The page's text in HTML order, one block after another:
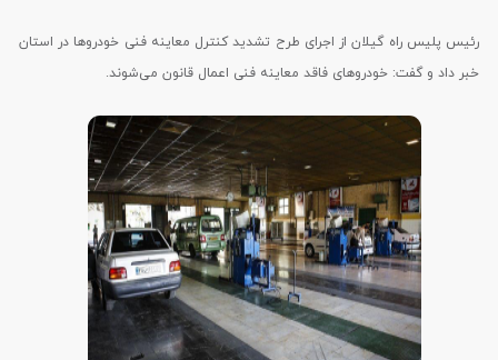
رئیس پلیس راه گیلان از اجرای طرح تشدید کنترل معاینه فنی خودروها در استان
خبر داد و گفت: خودروهای فاقد معاینه فنی اعمال قانون می‌شوند.